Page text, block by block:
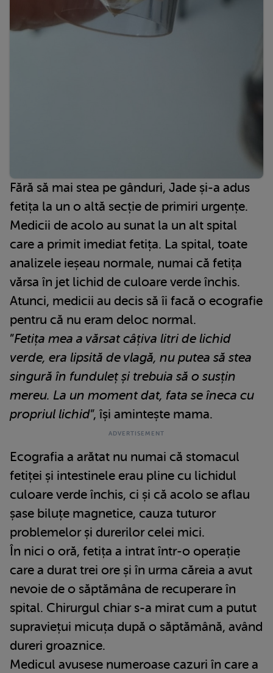
Fără să mai stea pe gânduri, Jade și-a adus
fetița la un o altă secție de primiri urgențe.
Medicii de acolo au sunat la un alt spital
care a primit imediat fetița. La spital, toate
analizele ieșeau normale, numai că fetița
vărsa în jet lichid de culoare verde închis.
Atunci, medicii au decis să îi facă o ecografie
pentru că nu eram deloc normal.
”Fetița mea a vărsat câțiva litri de lichid
verde, era lipsită de vlagă, nu putea să stea
singură în funduleț și trebuia să o susțin
mereu. La un moment dat, fata se îneca cu
propriul lichid”, își amintește mama.
Ecografia a arătat nu numai că stomacul
fetiței și intestinele erau pline cu lichidul
culoare verde închis, ci și că acolo se aflau
șase biluțe magnetice, cauza tuturor
problemelor și durerilor celei mici.
În nici o oră, fetița a intrat într-o operație
care a durat trei ore și în urma căreia a avut
nevoie de o săptămâna de recuperare în
spital. Chirurgul chiar s-a mirat cum a putut
supraviețui micuța după o săptămână, având
dureri groaznice.
Medicul avusese numeroase cazuri în care a